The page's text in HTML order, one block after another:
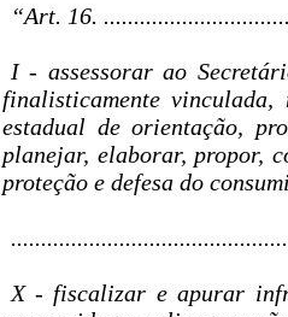
“Art. 16.
I - assessorar ao
finalisticamente
estadual de orientação,
planejar, elaborar, propor,
proteção e defesa do
X - fiscalizar e apurar